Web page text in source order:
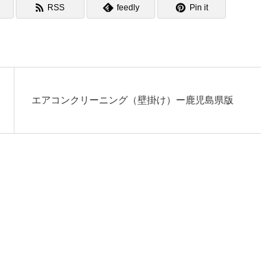
RSS feedly Pin it
エアコンクリーニング（壁掛け）ー鹿児島県版